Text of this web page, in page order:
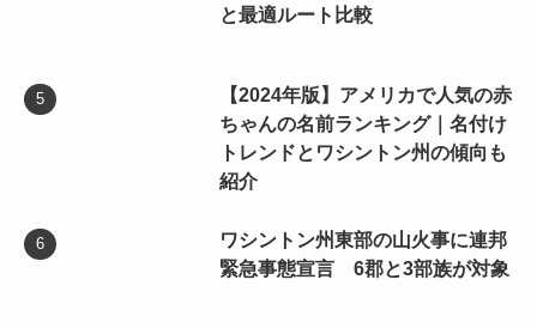
と最適ルート比較
【2024年版】アメリカで人気の赤
ちゃんの名前ランキング｜名付け
トレンドとワシントン州の傾向も
紹介
ワシントン州東部の山火事に連邦
緊急事態宣言 6郡と3部族が対象